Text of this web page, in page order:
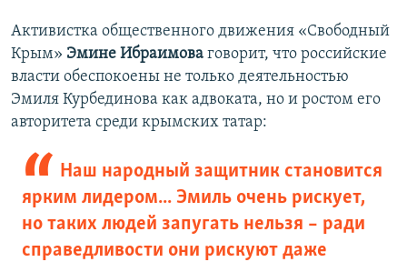
Активистка общественного движения «Свободный
Крым» Эмине Ибраимова говорит, что российские
власти обеспокоены не только деятельностью
Эмиля Курбединова как адвоката, но и ростом его
авторитета среди крымских татар:
Наш народный защитник становится
ярким лидером... Эмиль очень рискует,
но таких людей запугать нельзя – ради
справедливости они рискуют даже